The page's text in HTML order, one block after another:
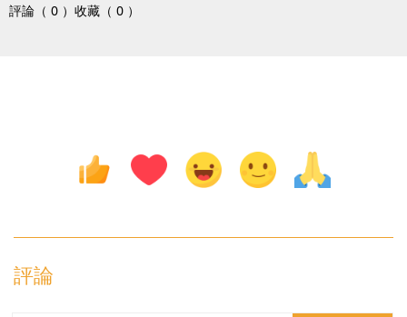
評論（ 0 ） 收藏（ 0 ）
評論